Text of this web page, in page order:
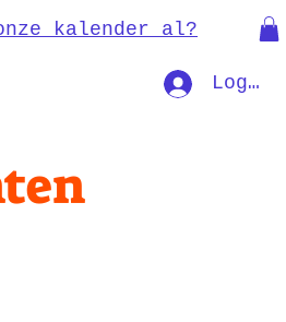
kalender al?
Log In